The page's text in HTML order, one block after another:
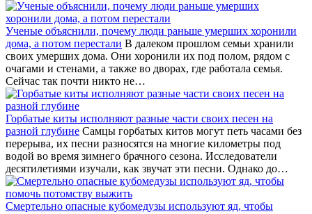
Ученые объяснили, почему люди раньше умерших хоронили
дома, а потом перестали В далеком прошлом семьи хранили
своих умерших дома. Они хоронили их под полом, рядом с
очагами и стенами, а также во дворах, где работала семья.
Сейчас так почти никто не…
Горбатые киты исполняют разные части своих песен на
разной глубине Самцы горбатых китов могут петь часами без
перерыва, их песни разносятся на многие километры под
водой во время зимнего брачного сезона. Исследователи
десятилетиями изучали, как звучат эти песни. Однако до…
Смертельно опасные кубомедузы используют яд, чтобы